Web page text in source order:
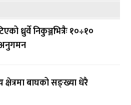
ध्रुर्वे निकुञ्जभित्रैः १०÷१०
क्षेत्रमा बाघको सङ्ख्या धेरै